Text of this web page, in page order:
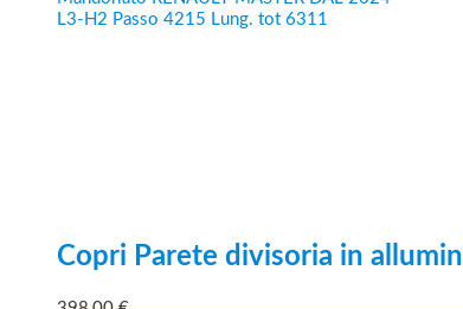
Copri Parete divisoria in